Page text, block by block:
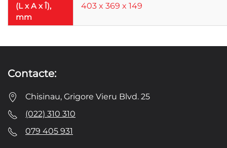
(L x A x Î),
mm
403 x 369 x 149
Contacte:
Chisinau, Grigore Vieru Blvd. 25
(022) 310 310
079 405 931